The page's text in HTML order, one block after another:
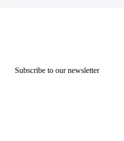
Subscribe to our newsletter